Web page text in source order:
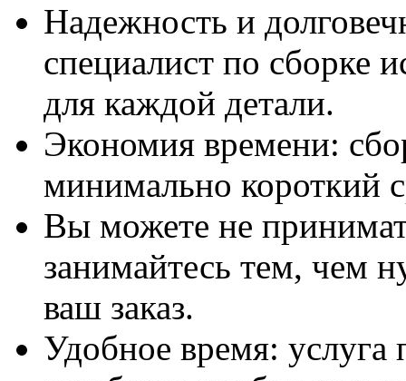
Надежность и
специалист по сборке
для каждой детали.
Экономия времени:
минимально короткий
Вы можете не
занимайтесь тем, чем
ваш заказ.
Удобное время: услуга